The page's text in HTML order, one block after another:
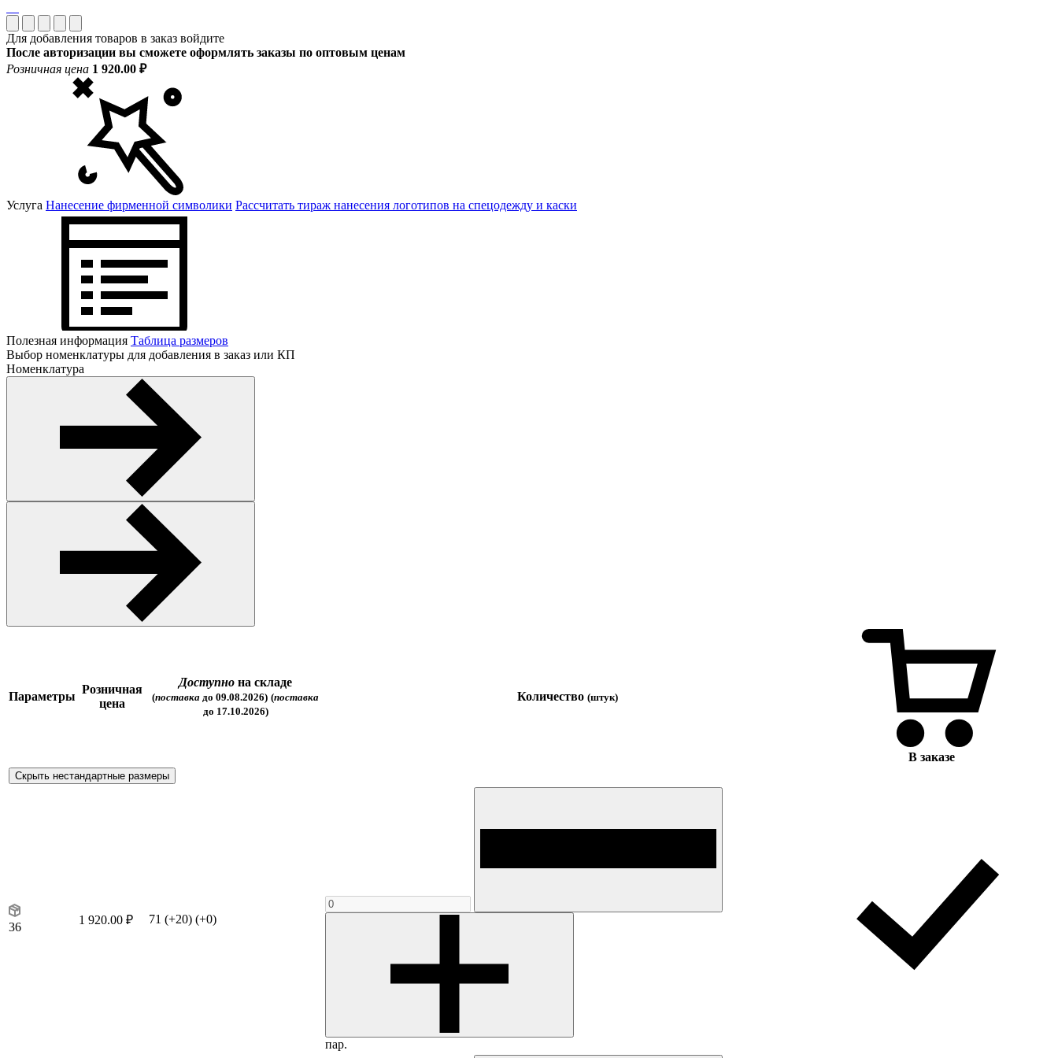
Для добавления товаров в заказ войдите
После авторизации вы сможете оформлять заказы по оптовым ценам
Розничная цена 1 920.00 ₽
Услуга Нанесение фирменной символики Рассчитать тираж нанесения логотипов на спецодежду и каски
Полезная информация Таблица размеров
Выбор номенклатуры для добавления в заказ или КП
Номенклатура
Параметры
Розничная
цена
Доступно на складе
(поставка до 09.08.2026) (поставка
до 17.10.2026)
Количество (штук)
В заказе
Скрыть нестандартные размеры
36
1 920.00 ₽ 71 (+20) (+0)
пар.